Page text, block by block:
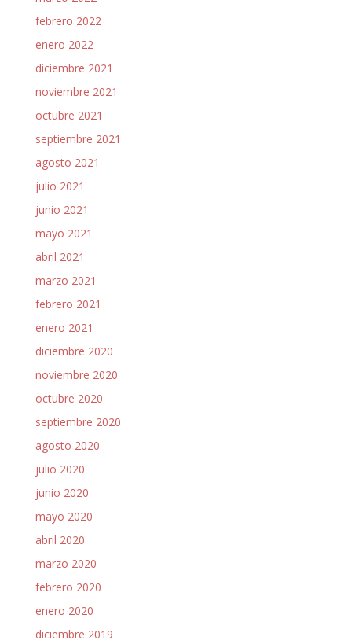
febrero 2022
enero 2022
diciembre 2021
noviembre 2021
octubre 2021
septiembre 2021
agosto 2021
julio 2021
junio 2021
mayo 2021
abril 2021
marzo 2021
febrero 2021
enero 2021
diciembre 2020
noviembre 2020
octubre 2020
septiembre 2020
agosto 2020
julio 2020
junio 2020
mayo 2020
abril 2020
marzo 2020
febrero 2020
enero 2020
diciembre 2019